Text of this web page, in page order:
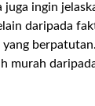
juga ingin
daripada
murah